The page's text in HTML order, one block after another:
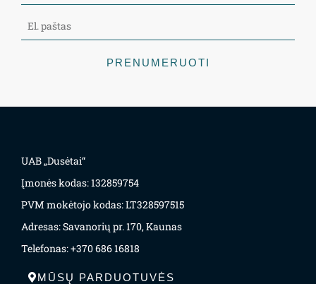
PRENUMERUOTI
UAB „Dusėtai“
Įmonės kodas: 132859754
PVM mokėtojo kodas: LT328597515
Adresas: Savanorių pr. 170, Kaunas
Telefonas: +370 686 16818
MŪSŲ PARDUOTUVĖS